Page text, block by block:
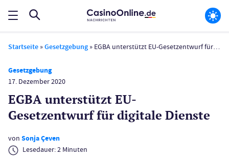
Startseite »Gesetzgebung » EGBA unterstützt EU-Gesetzentwurf für digitale Dienste
Gesetzgebung
17. Dezember 2020
EGBA unterstützt EU-
Gesetzentwurf für digitale Dienste
von Sonja Çeven
Lesedauer:2 Minuten